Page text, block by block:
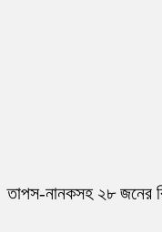
তাপস-নানকসহ ২৮